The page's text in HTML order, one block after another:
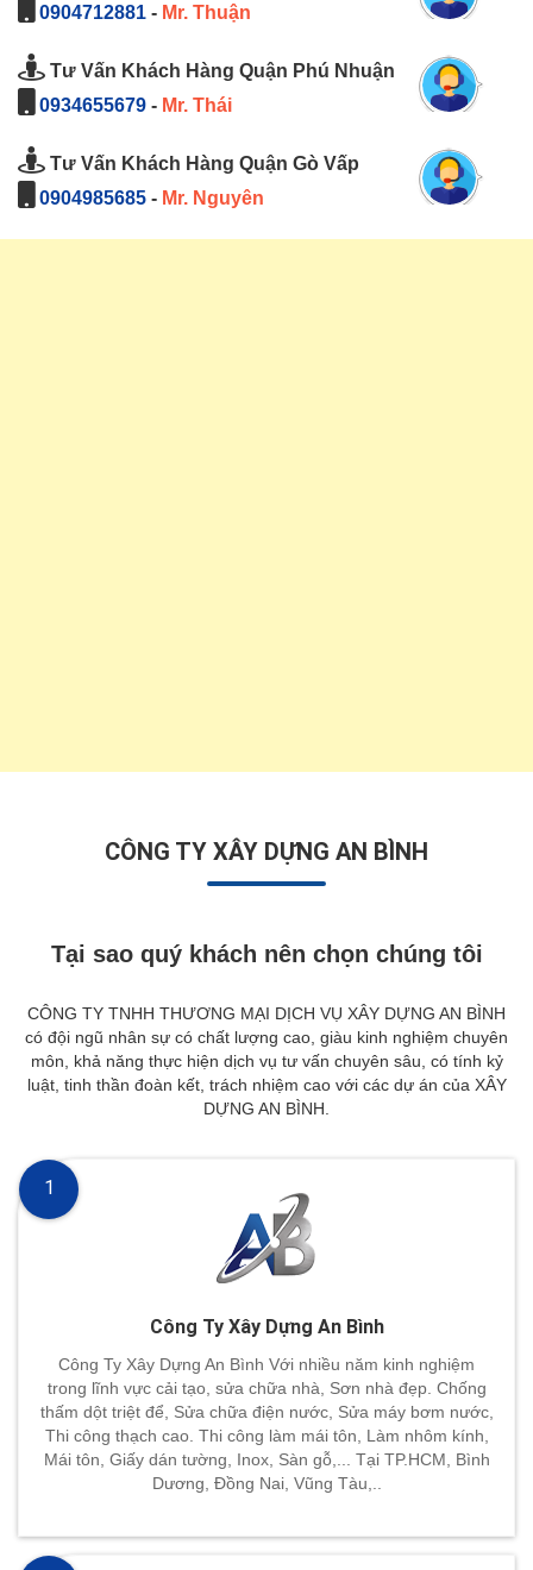
0904712881 - Mr. Thuận
Tư Vấn Khách Hàng Quận Phú Nhuận
0934655679 - Mr. Thái
Tư Vấn Khách Hàng Quận Gò Vấp
0904985685 - Mr. Nguyên
CÔNG TY XÂY DỰNG AN BÌNH
Tại sao quý khách nên chọn chúng tôi
CÔNG TY TNHH THƯƠNG MẠI DỊCH VỤ XÂY DỰNG AN BÌNH
có đội ngũ nhân sự có chất lượng cao, giàu kinh nghiệm chuyên
môn, khả năng thực hiện dịch vụ tư vấn chuyên sâu, có tính kỷ
luật, tinh thần đoàn kết, trách nhiệm cao với các dự án của XÂY
DỰNG AN BÌNH.
Công Ty Xây Dựng An Bình
Công Ty Xây Dựng An Bình Với nhiều năm kinh nghiệm
trong lĩnh vực cải tạo, sửa chữa nhà, Sơn nhà đẹp. Chống
thấm dột triệt để, Sửa chữa điện nước, Sửa máy bơm nước,
Thi công thạch cao. Thi công làm mái tôn, Làm nhôm kính,
Mái tôn, Giấy dán tường, Inox, Sàn gỗ,... Tại TP.HCM, Bình
Dương, Đồng Nai, Vũng Tàu,..
1